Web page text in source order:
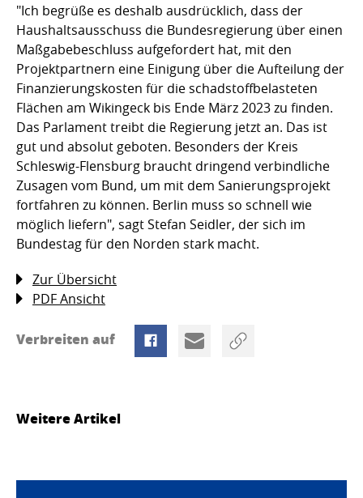
"Ich begrüße es deshalb ausdrücklich, dass der
Haushaltsausschuss die Bundesregierung über einen
Maßgabebeschluss aufgefordert hat, mit den
Projektpartnern eine Einigung über die Aufteilung der
Finanzierungskosten für die schadstoffbelasteten
Flächen am Wikingeck bis Ende März 2023 zu finden.
Das Parlament treibt die Regierung jetzt an. Das ist
gut und absolut geboten. Besonders der Kreis
Schleswig-Flensburg braucht dringend verbindliche
Zusagen vom Bund, um mit dem Sanierungsprojekt
fortfahren zu können. Berlin muss so schnell wie
möglich liefern", sagt Stefan Seidler, der sich im
Bundestag für den Norden stark macht.
Zur Übersicht
PDF Ansicht
Verbreiten auf
Weitere Artikel